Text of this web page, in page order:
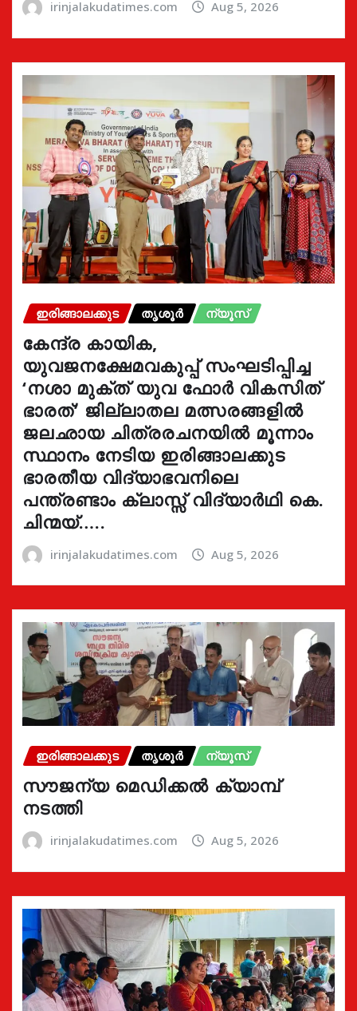
irinjalakudatimes.com Aug 5, 2026
ഇരിങ്ങാലക്കുട തൃശൂർ ന്യൂസ്
കേന്ദ്ര കായിക,
യുവജനക്ഷേമവകുപ്പ് സംഘടിപ്പിച്ച
‘നശാ മുക്ത് യുവ ഫോർ വികസിത്
ഭാരത്’ ജില്ലാതല മത്സരങ്ങളിൽ
ജലഛായ ചിത്രരചനയിൽ മൂന്നാം
സ്ഥാനം നേടിയ ഇരിങ്ങാലക്കുട
ഭാരതീയ വിദ്യാഭവനിലെ
പന്ത്രണ്ടാം ക്ലാസ്സ് വിദ്യാർഥി കെ.
ചിന്മയ്…..
irinjalakudatimes.com Aug 5, 2026
ഇരിങ്ങാലക്കുട തൃശൂർ ന്യൂസ്
സൗജന്യ മെഡിക്കൽ ക്യാമ്പ്
നടത്തി
irinjalakudatimes.com Aug 5, 2026